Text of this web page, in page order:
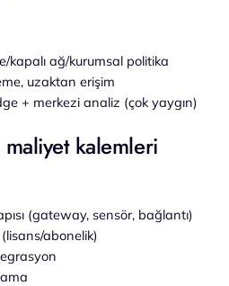
kapalı ağ/kurumsal politika
uzaktan erişim
+ merkezi analiz (çok yaygın)
kalemleri
(gateway, sensör, bağlantı)
abonelik)